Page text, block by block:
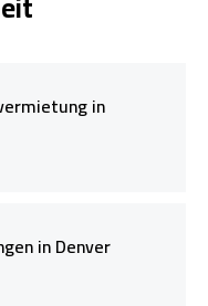
in
in Denver